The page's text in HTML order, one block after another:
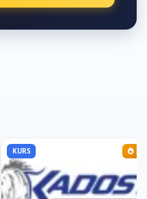
güçlendirme
yapılan cimnastik
KURS 5